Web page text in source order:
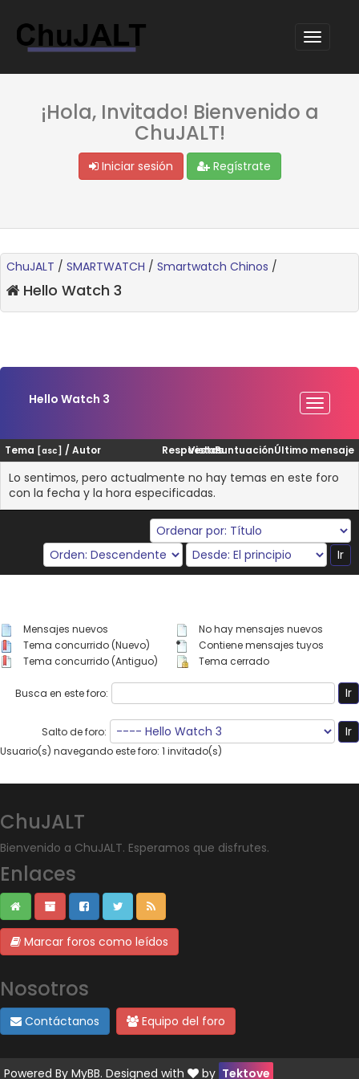
¡Hola, Invitado! Bienvenido a
ChuJALT!
Iniciar sesión Regístrate
ChuJALT / SMARTWATCH / Smartwatch Chinos /
Hello Watch 3
Hello Watch 3
Tema [asc] / Autor Respuestas
VistasPuntuaciónÚltimo mensaje
Lo sentimos, pero actualmente no hay temas en este foro
con la fecha y la hora especificadas.
Mensajes nuevos
Tema concurrido (Nuevo)
Tema concurrido (Antiguo)
No hay mensajes nuevos
Contiene mensajes tuyos
Tema cerrado
Busca en este foro:
Salto de foro:
Usuario(s) navegando este foro: 1 invitado(s)
ChuJALT
Bienvenido a ChuJALT. Esperamos que disfrutes.
Enlaces
Marcar foros como leídos
Nosotros
Contáctanos Equipo del foro
Powered By MyBB. Designed with by Tektove